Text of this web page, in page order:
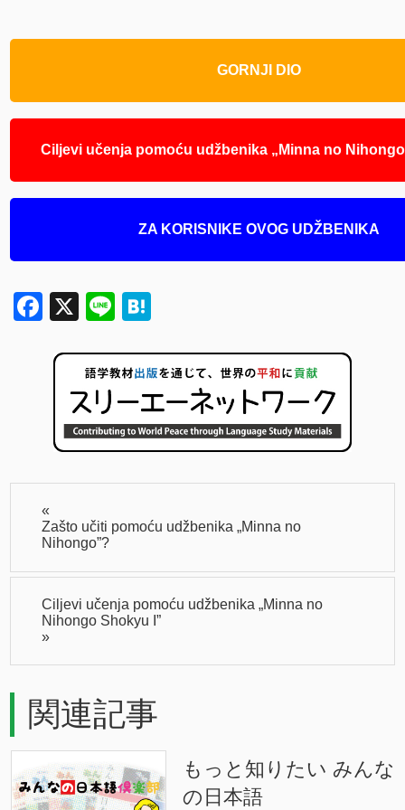
GORNJI DIO
Ciljevi učenja pomoću udžbenika „Minna no
ZA KORISNIKE OVOG UDŽBENIKA
Facebook
X Line
«
Zašto učiti pomoću udžbenika „Minna no
Nihongo”?
Ciljevi učenja pomoću udžbenika „Minna no
Nihongo Shokyu I”
»
関連記事
もっと知りたい みんな
の日本語